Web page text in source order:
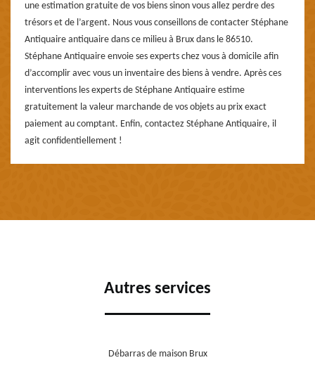
une estimation gratuite de vos biens sinon vous allez perdre des
trésors et de l’argent. Nous vous conseillons de contacter Stéphane
Antiquaire antiquaire dans ce milieu à Brux dans le 86510.
Stéphane Antiquaire envoie ses experts chez vous à domicile afin
d’accomplir avec vous un inventaire des biens à vendre. Après ces
interventions les experts de Stéphane Antiquaire estime
gratuitement la valeur marchande de vos objets au prix exact
paiement au comptant. Enfin, contactez Stéphane Antiquaire, il
agit confidentiellement !
Autres services
Débarras de maison Brux